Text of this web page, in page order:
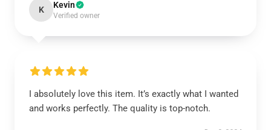
K Kevin
Verified owner
I absolutely love this item. It’s exactly what I wanted
and works perfectly. The quality is top-notch.